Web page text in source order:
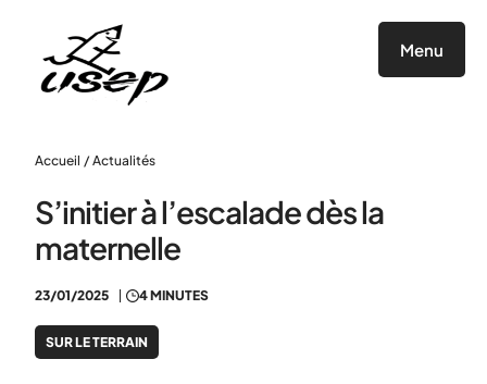
Menu
Accueil / Actualités
S’initier à l’escalade dès la
maternelle
23/01/2025 4 MINUTES
SUR LE TERRAIN